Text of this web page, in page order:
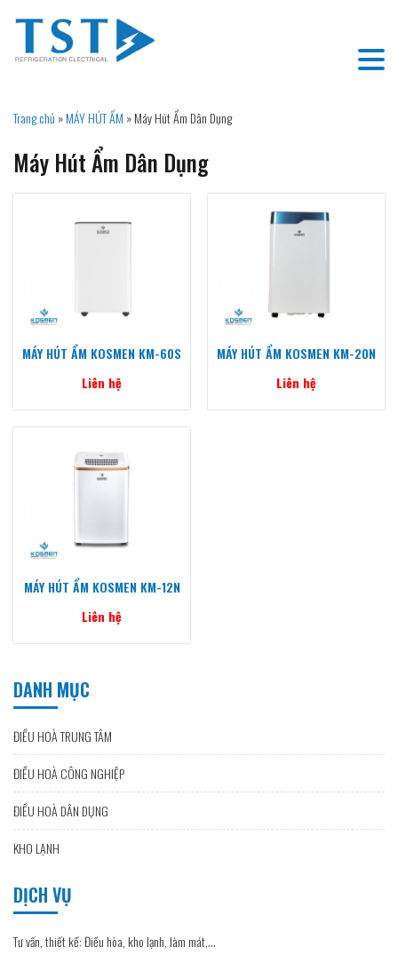
Trang chủ »MÁY HÚT ẨM »Máy Hút Ẩm Dân Dụng
Máy Hút Ẩm Dân Dụng
MÁY HÚT ẨM KOSMEN KM-60S
Liên hệ
MÁY HÚT ẨM KOSMEN KM-20N
Liên hệ
MÁY HÚT ẨM KOSMEN KM-12N
Liên hệ
DANH MỤC
ĐIỀU HOÀ TRUNG TÂM
ĐIỀU HOÀ CÔNG NGHIỆP
ĐIỀU HOÀ DÂN DỤNG
KHO LẠNH
DỊCH VỤ
Tư vấn, thiết kế: Điều hòa, kho lạnh, làm mát,…